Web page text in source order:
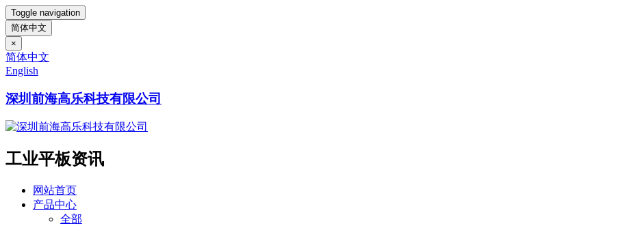
Toggle navigation
简体中文
×
简体中文
English
深圳前海高乐科技有限公司
工业平板资讯
网站首页
产品中心
全部